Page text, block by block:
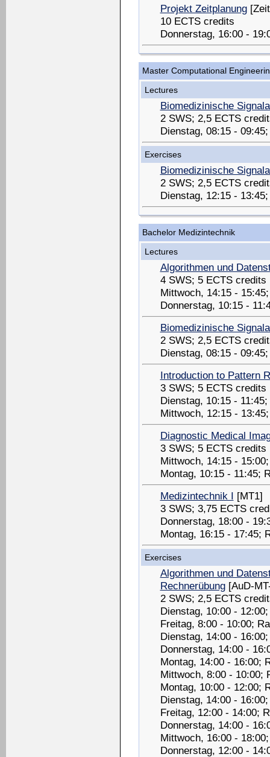
Projekt Zeitplanung
10 ECTS credits
Donnerstag, 16:00 -
Master Computational
Lectures
Biomedizinische
2 SWS; 2,5 ECTS
Dienstag, 08:15 -
Exercises
Biomedizinische
2 SWS; 2,5 ECTS
Dienstag, 12:15 -
Bachelor Medizintechnik
Lectures
Algorithmen und
4 SWS; 5 ECTS credits
Mittwoch, 14:15 -
Donnerstag, 10:15 -
Biomedizinische
2 SWS; 2,5 ECTS
Dienstag, 08:15 -
Introduction to Pattern
3 SWS; 5 ECTS credits
Dienstag, 10:15 -
Mittwoch, 12:15 -
Diagnostic Medical
3 SWS; 5 ECTS credits
Mittwoch, 14:15 -
Montag, 10:15 - 11:45;
Medizintechnik I [MT1]
3 SWS; 3,75 ECTS
Donnerstag, 18:00 -
Montag, 16:15 - 17:45;
Exercises
Algorithmen und
Rechnerübung[AuD-
2 SWS; 2,5 ECTS
Dienstag, 10:00 -
Freitag, 8:00 - 10:00;
Dienstag, 14:00 -
Donnerstag, 14:00 -
Montag, 14:00 - 16:00;
Mittwoch, 8:00 - 10:00;
Montag, 10:00 - 12:00;
Dienstag, 14:00 -
Freitag, 12:00 - 14:00;
Donnerstag, 14:00 -
Mittwoch, 16:00 -
Donnerstag, 12:00 -